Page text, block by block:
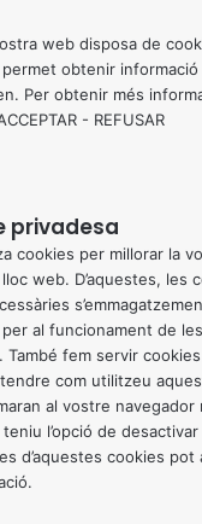
web disposa de
obtenir informació
Per obtenir més
- REFUSAR
privadesa
cookies per millorar la
web. D’aquestes, les
al funcionament de
També fem servir
com utilitzeu
al vostre
l’opció de
d’aquestes cookies